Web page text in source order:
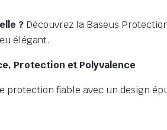
?Découvrez la Baseus
élégant.
Protection et Polyvalence
protection fiable avec un design